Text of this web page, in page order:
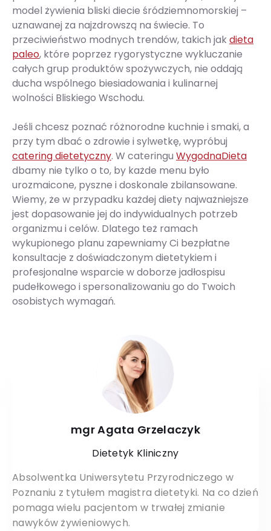
model żywienia bliski diecie śródziemnomorskiej –
uznawanej za najzdrowszą na świecie. To
przeciwieństwo modnych trendów, takich jakdieta
paleo, które poprzez rygorystyczne wykluczanie
całych grup produktów spożywczych, nie oddają
ducha wspólnego biesiadowania i kulinarnej
wolności Bliskiego Wschodu.
Jeśli chcesz poznać różnorodne kuchnie i smaki, a
przy tym dbać o zdrowie i sylwetkę, wypróbuj
catering dietetyczny. W cateringu WygodnaDieta
dbamy nie tylko o to, by każde menu było
urozmaicone, pyszne i doskonale zbilansowane.
Wiemy, że w przypadku każdej diety najważniejsze
jest dopasowanie jej do indywidualnych potrzeb
organizmu i celów. Dlatego też ramach
wykupionego planu zapewniamy Ci bezpłatne
konsultacje z doświadczonym dietetykiem i
profesjonalne wsparcie w doborze jadłospisu
pudełkowego i spersonalizowaniu go do Twoich
osobistych wymagań.
mgr Agata Grzelaczyk
Dietetyk Kliniczny
Absolwentka Uniwersytetu Przyrodniczego w
Poznaniu z tytułem magistra dietetyki. Na co dzień
pomaga wielu pacjentom w trwałej zmianie
nawyków żywieniowych.